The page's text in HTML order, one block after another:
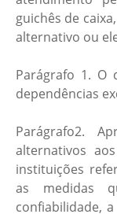
guichês de
alternativo ou
Parágrafo 1. O
dependências
Parágrafo2.
alternativos
instituições
as medidas
confiabilidade,